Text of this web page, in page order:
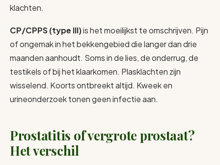
klachten.
CP/CPPS (type III)is het moeilijkst te omschrijven. Pijn
of ongemak in het bekkengebied die langer dan drie
maanden aanhoudt. Soms in de lies, de onderrug, de
testikels of bij het klaarkomen. Plasklachten zijn
wisselend. Koorts ontbreekt altijd. Kweek en
urineonderzoek tonen geen infectie aan.
Prostatitis of vergrote prostaat?
Het verschil